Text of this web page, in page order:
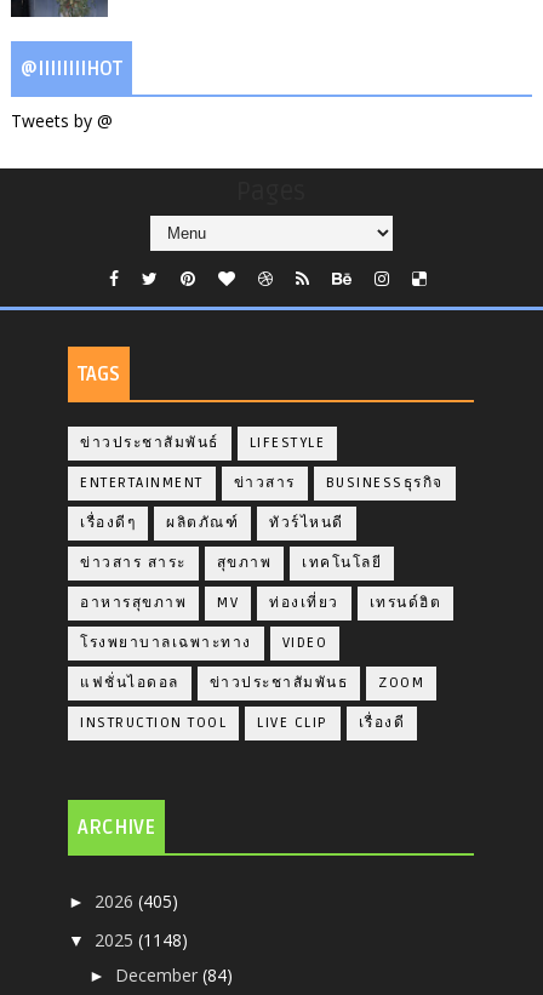
@IIIIIIIIHOT
Tweets by @
TAGS
ข่าวประชาสัมพันธ์ LIFESTYLE
ENTERTAINMENT ข่าวสาร BUSINESSธุรกิจ
เรื่องดีๆ ผลิตภัณฑ์ ทัวร์ไหนดี
ข่าวสาร สาระ สุขภาพ เทคโนโลยี
อาหารสุขภาพ MV ท่องเที่ยว เทรนด์ฮิต
โรงพยาบาลเฉพาะทาง VIDEO
แฟชั่นไอดอล ข่าวประชาสัมพันธ ZOOM
INSTRUCTION TOOL LIVE CLIP เรื่องดี
ARCHIVE
► 2026(405)
▼ 2025(1148)
► December(84)